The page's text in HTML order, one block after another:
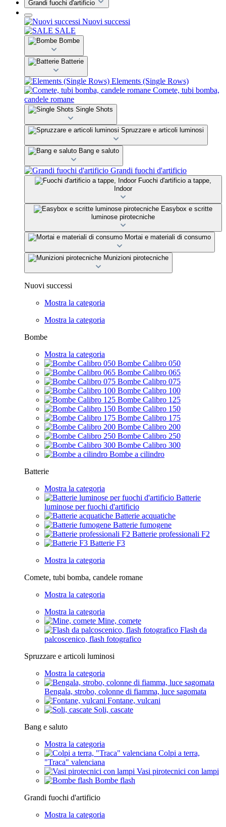
Grandi fuochi d'artificio
Nuovi successi
SALE
Bombe
Batterie
Elements (Single Rows)
Comete, tubi bomba,
candele romane
Single Shots
Spruzzare e articoli luminosi
Bang e saluto
Grandi fuochi d'artificio
Fuochi d'artificio a tappe,
Indoor
Easybox e scritte
luminose pirotecniche
Mortai e materiali di consumo
Munizioni pirotecniche
Nuovi successi
Mostra la categoria
Mostra la categoria
Bombe
Mostra la categoria
Bombe Calibro 050
Bombe Calibro 065
Bombe Calibro 075
Bombe Calibro 100
Bombe Calibro 125
Bombe Calibro 150
Bombe Calibro 175
Bombe Calibro 200
Bombe Calibro 250
Bombe Calibro 300
Bombe a cilindro
Batterie
Mostra la categoria
Batterie
luminose per fuochi d'artificio
Batterie acquatiche
Batterie fumogene
Batterie professionali F2
Batterie F3
Mostra la categoria
Comete, tubi bomba, candele romane
Mostra la categoria
Mostra la categoria
Mine, comete
Flash da
palcoscenico, flash fotografico
Spruzzare e articoli luminosi
Mostra la categoria
Bengala, strobo, colonne di fiamma, luce sagomata
Fontane, vulcani
Soli, cascate
Bang e saluto
Mostra la categoria
Colpi a terra,
"Traca" valenciana
Vasi pirotecnici con lampi
Bombe flash
Grandi fuochi d'artificio
Mostra la categoria